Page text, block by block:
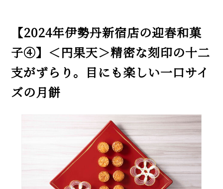
【2024年伊勢丹新宿店の迎春和菓
子④】＜円果天＞精密な刻印の十二
支がずらり。目にも楽しい一口サイ
ズの月餅